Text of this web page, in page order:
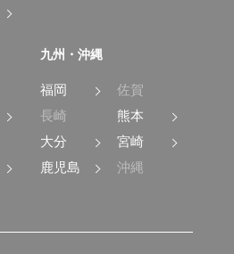
九州・沖縄
福岡
佐賀
長崎
熊本
大分
宮崎
鹿児島
沖縄